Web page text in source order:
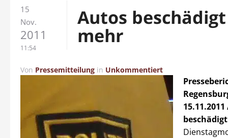
15
Nov.
2011
11:54
Autos
mehr
Von Pressemitteilung in Unkommentiert
15.11.2011